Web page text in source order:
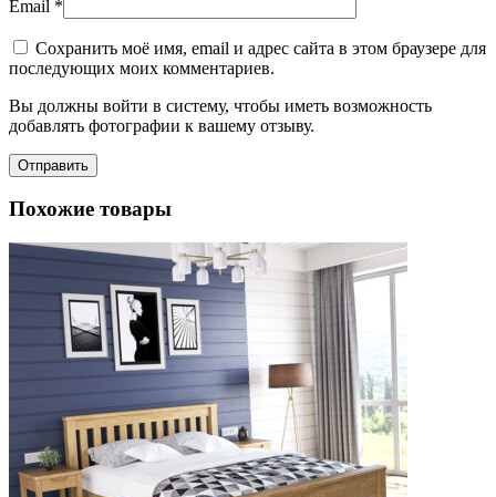
Email *
Сохранить моё имя, email и адрес сайта в этом браузере для
последующих моих комментариев.
Вы должны войти в систему, чтобы иметь возможность
добавлять фотографии к вашему отзыву.
Похожие товары